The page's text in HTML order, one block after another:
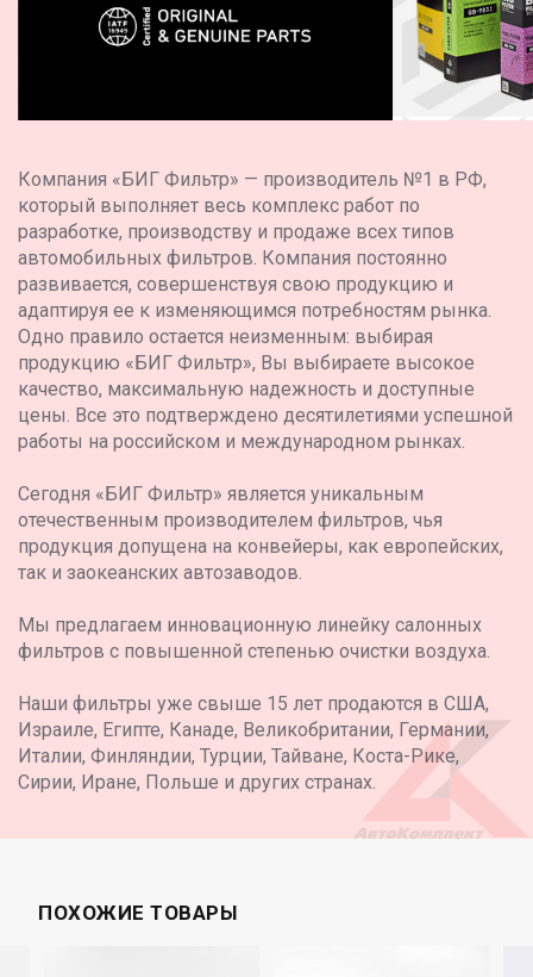
Компания «БИГ Фильтр» — производитель №1 в РФ,
который выполняет весь комплекс работ по
разработке, производству и продаже всех типов
автомобильных фильтров. Компания постоянно
развивается, совершенствуя свою продукцию и
адаптируя ее к изменяющимся потребностям рынка.
Одно правило остается неизменным: выбирая
продукцию «БИГ Фильтр», Вы выбираете высокое
качество, максимальную надежность и доступные
цены. Все это подтверждено десятилетиями успешной
работы на российском и международном рынках.
Сегодня «БИГ Фильтр» является уникальным
отечественным производителем фильтров, чья
продукция допущена на конвейеры, как европейских,
так и заокеанских автозаводов.
Мы предлагаем инновационную линейку салонных
фильтров с повышенной степенью очистки воздуха.
Наши фильтры уже свыше 15 лет продаются в США,
Израиле, Египте, Канаде, Великобритании, Германии,
Италии, Финляндии, Турции, Тайване, Коста-Рике,
Сирии, Иране, Польше и других странах.
ПОХОЖИЕ ТОВАРЫ